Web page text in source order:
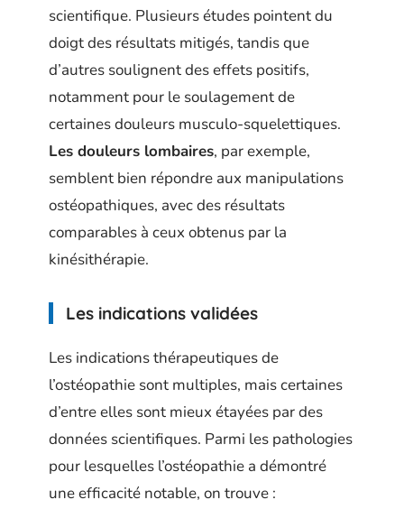
scientifique. Plusieurs études pointent du
doigt des résultats mitigés, tandis que
d’autres soulignent des effets positifs,
notamment pour le soulagement de
certaines douleurs musculo-squelettiques.
Les douleurs lombaires, par exemple,
semblent bien répondre aux manipulations
ostéopathiques, avec des résultats
comparables à ceux obtenus par la
kinésithérapie.
Les indications validées
Les indications thérapeutiques de
l’ostéopathie sont multiples, mais certaines
d’entre elles sont mieux étayées par des
données scientifiques. Parmi les pathologies
pour lesquelles l’ostéopathie a démontré
une efficacité notable, on trouve :